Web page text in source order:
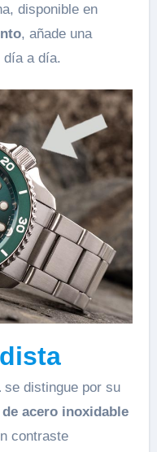
disponible en
, añade una
día a día.
se distingue por su
de acero inoxidable
contraste